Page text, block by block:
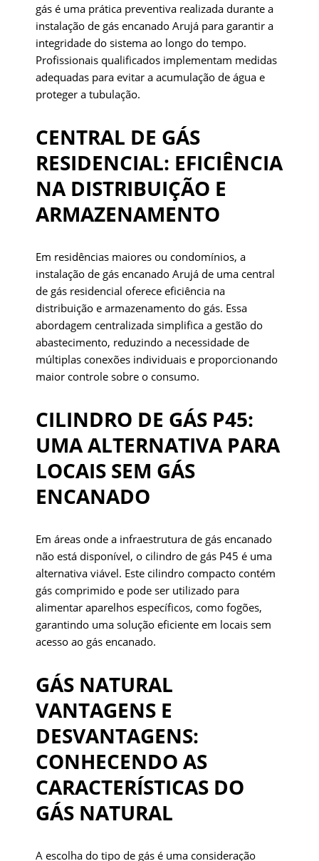
gás é uma prática preventiva realizada durante a
instalação de gás encanado Arujá para garantir a
integridade do sistema ao longo do tempo.
Profissionais qualificados implementam medidas
adequadas para evitar a acumulação de água e
proteger a tubulação.
CENTRAL DE GÁS
RESIDENCIAL: EFICIÊNCIA
NA DISTRIBUIÇÃO E
ARMAZENAMENTO
Em residências maiores ou condomínios, a
instalação de gás encanado Arujá de uma central
de gás residencial oferece eficiência na
distribuição e armazenamento do gás. Essa
abordagem centralizada simplifica a gestão do
abastecimento, reduzindo a necessidade de
múltiplas conexões individuais e proporcionando
maior controle sobre o consumo.
CILINDRO DE GÁS P45:
UMA ALTERNATIVA PARA
LOCAIS SEM GÁS
ENCANADO
Em áreas onde a infraestrutura de gás encanado
não está disponível, o cilindro de gás P45 é uma
alternativa viável. Este cilindro compacto contém
gás comprimido e pode ser utilizado para
alimentar aparelhos específicos, como fogões,
garantindo uma solução eficiente em locais sem
acesso ao gás encanado.
GÁS NATURAL
VANTAGENS E
DESVANTAGENS:
CONHECENDO AS
CARACTERÍSTICAS DO
GÁS NATURAL
A escolha do tipo de gás é uma consideração